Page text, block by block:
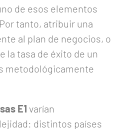
de esos elementos
tanto, atribuir una
al plan de negocios, o
la tasa de éxito de un
metodológicamente
E1 varían
distintos países